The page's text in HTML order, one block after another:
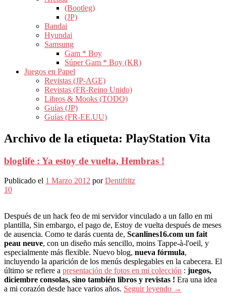
(Bootleg)
(JP)
Bandai
Hyundai
Samsung
Gam * Boy
Súper Gam * Boy (KR)
Juegos en Papel
Revistas (JP-AGE)
Revistas (FR-Reino Unido)
Libros & Mooks (TODO)
Guías (JP)
Guías (FR-EE.UU)
Archivo de la etiqueta: PlayStation Vita
bloglife : Ya estoy de vuelta, Hembras !
Publicado el 1 Marzo 2012 porDentifritz
10
Después de un hack feo de mi servidor vinculado a un fallo en mi
plantilla, Sin embargo, el pago de, Estoy de vuelta después de meses
de ausencia. Como te darás cuenta de, Scanlines16.com un fait
peau neuve, con un diseño más sencillo, moins Tappe-à-l'oeil, y
especialmente más flexible. Nuevo blog, nueva fórmula,
incluyendo la aparición de los menús desplegables en la cabecera. El
último se refiere a presentación de fotos en mi colección : juegos,
diciembre consolas, sino también libros y revistas ! Era una idea
a mi corazón desde hace varios años. Seguir leyendo →